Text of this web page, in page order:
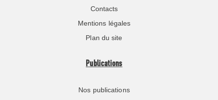
Contacts
Mentions légales
Plan du site
Publications
Nos publications